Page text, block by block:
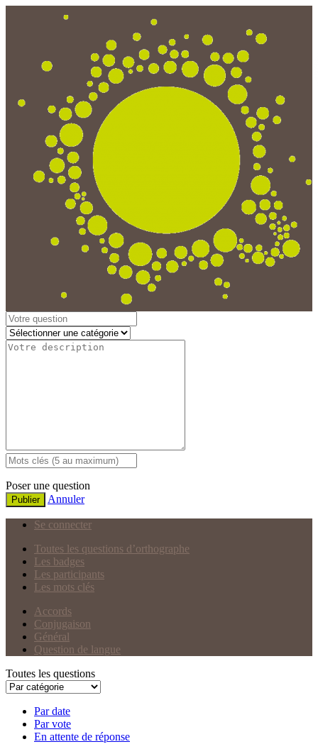
Poser une question
Publier Annuler
Se connecter
Toutes les questions d’orthographe
Les badges
Les participants
Les mots clés
Accords
Conjugaison
Général
Question de langue
Toutes les questions
Par date
Par vote
En attente de réponse